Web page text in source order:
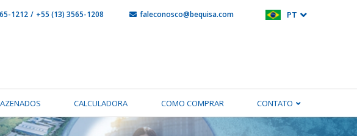
1212 / +55 (13) 3565-1208 faleconosco@bequisa.com PT
CALCULADORA COMO COMPRAR CONTATO